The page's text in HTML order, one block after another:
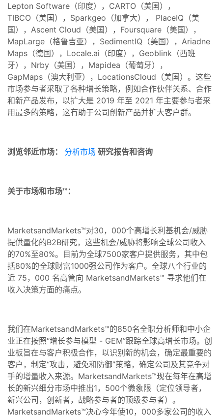
Lepton Software（印度），CARTO（美国），
TIBCO（美国），Sparkgeo（加拿大）， PlaceIQ（美
国），Ascent Cloud（美国），Foursquare（美国），
MapLarge（格鲁吉亚），SedimentIQ（美国），Ariadne
Maps（德国），Locale.ai（印度），Geoblink（西班
牙），Nrby（美国），Mapidea（葡萄牙），
GapMaps（澳大利亚），LocationsCloud（美国）。这些
市场参与者采取了各种增长策略，例如合作伙伴关系、合作
和新产品发布，以扩大是 2019 年至 2021 年主要参与者采
用最多的策略，这有助于公司创新产品并扩大客户群。
浏览邻近市场： 分析市场 研究报告和咨询
关于市场和市场™：
MarketsandMarkets™对30，000个高增长利基机会/威胁
提供量化的B2B研究，这些机会/威胁将影响全球公司收入
的70%至80%。目前为全球7500家客户提供服务，其中包
括80%的全球财富1000强公司作为客户。全球八个行业的
近 75，000 名高管向 MarketsandMarkets™ 寻求他们在
收入决策方面的痛点。
我们在MarketsandMarkets™的850名全职分析师和中小企
业正在按照“增长参与模型 - GEM”跟踪全球高增长市场。创
业板旨在与客户积极合作，以识别新的机会，确定最重要的
客户，制定“攻击，避免和防御”策略，确定公司及其竞争对
手的增量收入来源。MarketsandMarkets™现在每年在高增
长的新兴细分市场中推出1，500个微象限（定位领导者，
新兴公司，创新者，战略参与者的顶级参与者）。
MarketsandMarkets™决心今年使10，000多家公司的收入